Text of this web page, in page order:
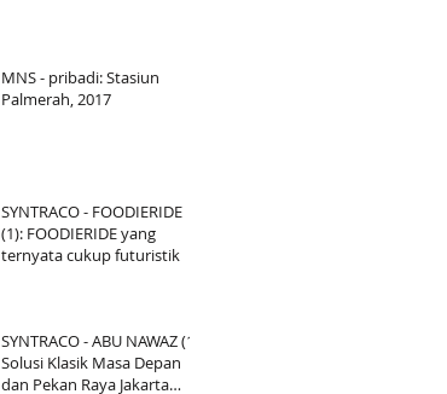
MNS - pribadi: Stasiun
Palmerah, 2017
SYNTRACO - FOODIERIDE
(1): FOODIERIDE yang
ternyata cukup futuristik
SYNTRACO - ABU NAWAZ (1):
Solusi Klasik Masa Depan
dan Pekan Raya Jakarta